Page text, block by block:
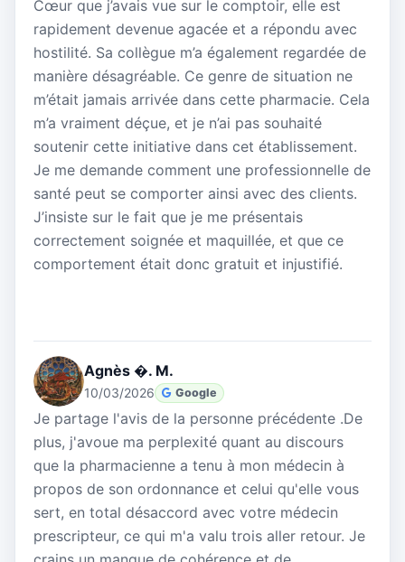
Cœur que j’avais vue sur le comptoir, elle est
rapidement devenue agacée et a répondu avec
hostilité. Sa collègue m’a également regardée de
manière désagréable. Ce genre de situation ne
m’était jamais arrivée dans cette pharmacie. Cela
m’a vraiment déçue, et je n’ai pas souhaité
soutenir cette initiative dans cet établissement.
Je me demande comment une professionnelle de
santé peut se comporter ainsi avec des clients.
J’insiste sur le fait que je me présentais
correctement soignée et maquillée, et que ce
comportement était donc gratuit et injustifié.
Agnès �. M.
10/03/2026 Google
Je partage l'avis de la personne précédente .De
plus, j'avoue ma perplexité quant au discours
que la pharmacienne a tenu à mon médecin à
propos de son ordonnance et celui qu'elle vous
sert, en total désaccord avec votre médecin
prescripteur, ce qui m'a valu trois aller retour. Je